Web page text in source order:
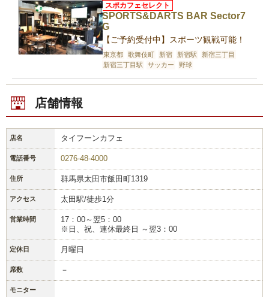
SPORTS&DARTS BAR Sector7
G
スポカフェセレクト
【ご予約受付中】スポーツ観戦可能！
東京都 歌舞伎町 新宿 新宿駅
新宿三丁目
新宿三丁目駅
サッカー 野球
店舗情報
店名 タイフーンカフェ
電話番号 0276-48-4000
住所 群馬県太田市飯田町1319
アクセス 太田駅/徒歩1分
営業時間
17：00～翌5：00
※日、祝、連休最終日 ～翌3：00
定休日 月曜日
席数 －
モニター